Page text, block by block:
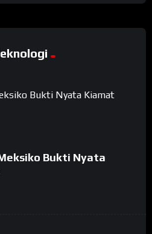
Bukti Nyata